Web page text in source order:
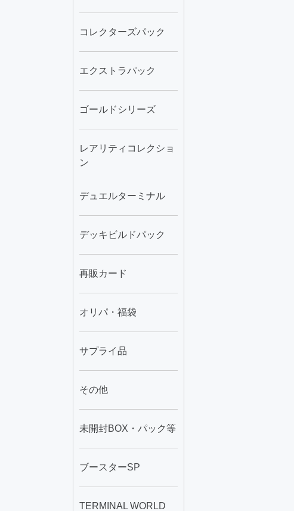
コレクターズパック
エクストラパック
ゴールドシリーズ
レアリティコレクショ
ン
デュエルターミナル
デッキビルドパック
再販カード
オリパ・福袋
サプライ品
その他
未開封BOX・パック等
ブースターSP
TERMINAL WORLD